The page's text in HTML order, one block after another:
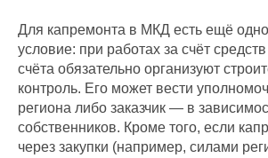
Для капремонта в МКД есть ещё
условие: при работах за счёт
счёта обязательно организуют
контроль. Его может вести
региона либо заказчик — в
собственников. Кроме того, если
через закупки (например, силами